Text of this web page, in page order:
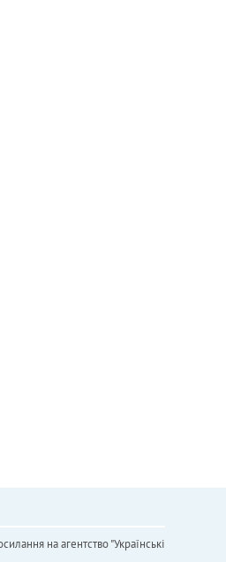
на агентство "Українськi